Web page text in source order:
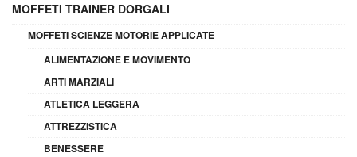
MOFFETI TRAINER DORGALI
MOFFETI SCIENZE MOTORIE APPLICATE
ALIMENTAZIONE E MOVIMENTO
ARTI MARZIALI
ATLETICA LEGGERA
ATTREZZISTICA
BENESSERE